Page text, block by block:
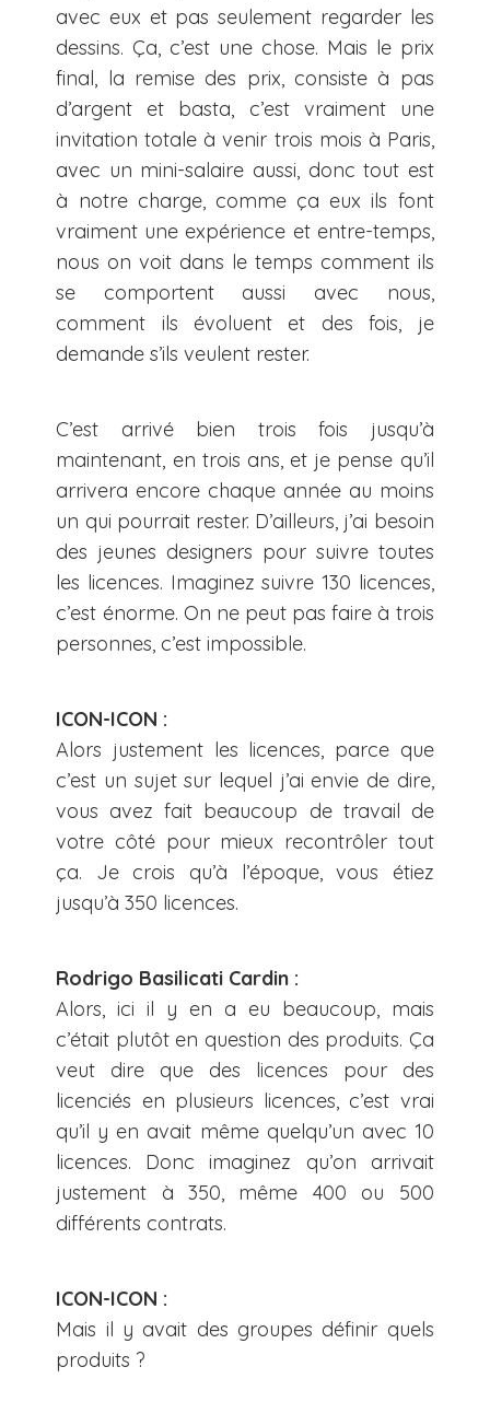
avec eux et pas seulement regarder les
dessins. Ça, c’est une chose. Mais le prix
final, la remise des prix, consiste à pas
d’argent et basta, c’est vraiment une
invitation totale à venir trois mois à Paris,
avec un mini-salaire aussi, donc tout est
à notre charge, comme ça eux ils font
vraiment une expérience et entre-temps,
nous on voit dans le temps comment ils
se comportent aussi avec nous,
comment ils évoluent et des fois, je
demande s’ils veulent rester.
C’est arrivé bien trois fois jusqu’à
maintenant, en trois ans, et je pense qu’il
arrivera encore chaque année au moins
un qui pourrait rester. D’ailleurs, j’ai besoin
des jeunes designers pour suivre toutes
les licences. Imaginez suivre 130 licences,
c’est énorme. On ne peut pas faire à trois
personnes, c’est impossible.
ICON-ICON :
Alors justement les licences, parce que
c’est un sujet sur lequel j’ai envie de dire,
vous avez fait beaucoup de travail de
votre côté pour mieux recontrôler tout
ça. Je crois qu’à l’époque, vous étiez
jusqu’à 350 licences.
Rodrigo Basilicati Cardin :
Alors, ici il y en a eu beaucoup, mais
c’était plutôt en question des produits. Ça
veut dire que des licences pour des
licenciés en plusieurs licences, c’est vrai
qu’il y en avait même quelqu’un avec 10
licences. Donc imaginez qu’on arrivait
justement à 350, même 400 ou 500
différents contrats.
ICON-ICON :
Mais il y avait des groupes définir quels
produits ?